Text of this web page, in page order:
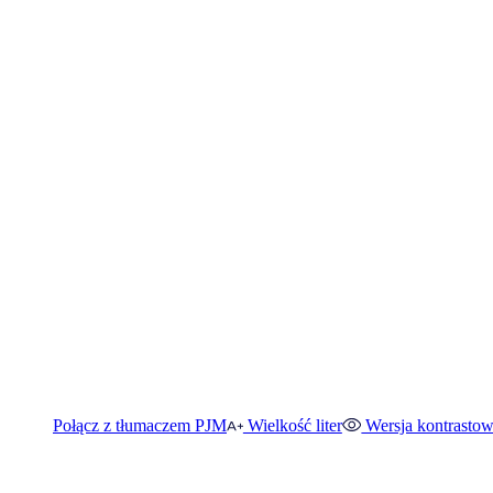
Połącz z tłumaczem PJM Wielkość liter Wersja